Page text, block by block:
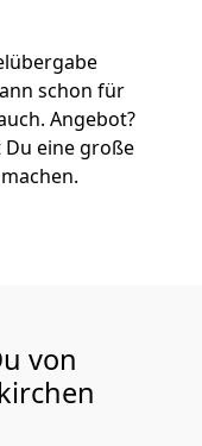
schon für
Angebot?
Du eine große
von